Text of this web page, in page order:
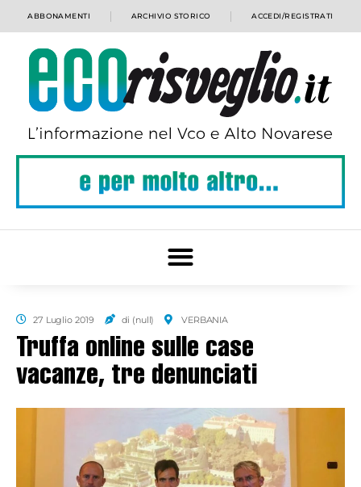
ABBONAMENTI ARCHIVIO STORICO ACCEDI/REGISTRATI
27 Luglio 2019 di (null) VERBANIA
Truffa online sulle case
vacanze, tre denunciati